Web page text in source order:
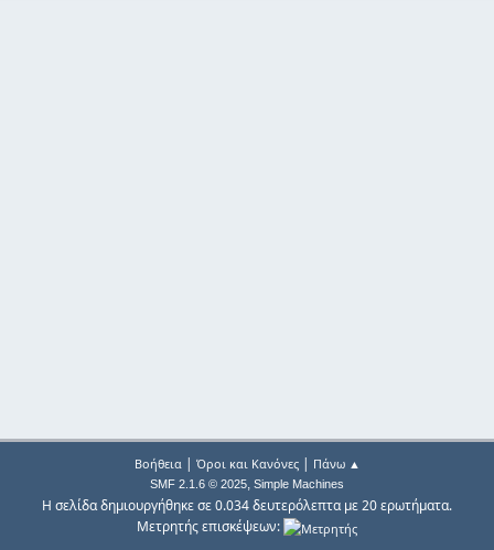
Βοήθεια| Όροι και Κανόνες| Πάνω ▲
SMF 2.1.6 © 2025, Simple Machines
Η σελίδα δημιουργήθηκε σε 0.034 δευτερόλεπτα με 20 ερωτήματα.
Μετρητής επισκέψεων: